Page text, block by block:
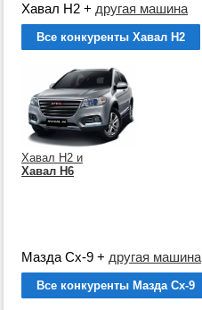
Хавал Н2 + другая машина
Все конкуренты Хавал Н2
Хавал Н2 и
Хавал Н6
Мазда Сх-9 + другая машина
Все конкуренты Мазда Сх-9